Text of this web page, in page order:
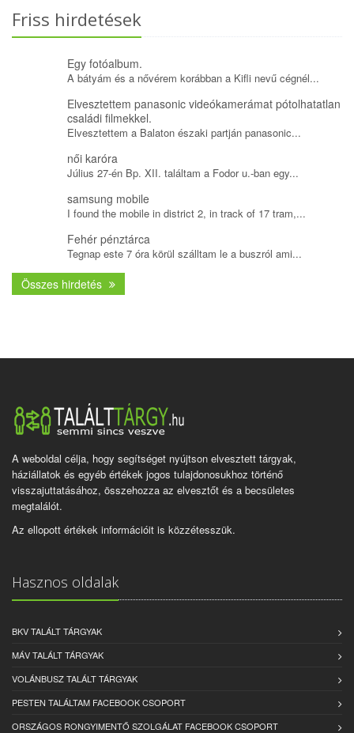
Friss hirdetések
Egy fotóalbum.
A bátyám és a nővérem korábban a Kifli nevű cégnél...
Elvesztettem panasonic videókamerámat pótolhatatlan
családi filmekkel.
Elvesztettem a Balaton északi partján panasonic...
női karóra
Július 27-én Bp. XII. találtam a Fodor u.-ban egy...
samsung mobile
I found the mobile in district 2, in track of 17 tram,...
Fehér pénztárca
Tegnap este 7 óra körül szálltam le a buszról ami...
Összes hirdetés
A weboldal célja, hogy segítséget nyújtson elvesztett tárgyak,
háziállatok és egyéb értékek jogos tulajdonosukhoz történő
visszajuttatásához, összehozza az elvesztőt és a becsületes
megtalálót.
Az ellopott értékek információit is közzétesszük.
Hasznos oldalak
BKV TALÁLT TÁRGYAK
MÁV TALÁLT TÁRGYAK
VOLÁNBUSZ TALÁLT TÁRGYAK
PESTEN TALÁLTAM FACEBOOK CSOPORT
ORSZÁGOS RONGYIMENTŐ SZOLGÁLAT FACEBOOK CSOPORT